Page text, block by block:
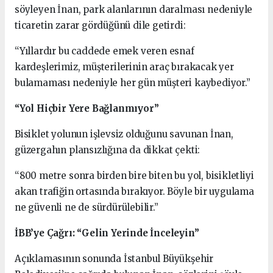
söyleyen İnan, park alanlarının daralması nedeniyle
ticaretin zarar gördüğünü dile getirdi:
“Yıllardır bu caddede emek veren esnaf
kardeşlerimiz, müşterilerinin araç bırakacak yer
bulamaması nedeniyle her gün müşteri kaybediyor.”
“Yol Hiçbir Yere Bağlanmıyor”
Bisiklet yolunun işlevsiz olduğunu savunan İnan,
güzergahın plansızlığına da dikkat çekti:
“800 metre sonra birden bire biten bu yol, bisikletliyi
akan trafiğin ortasında bırakıyor. Böyle bir uygulama
ne güvenli ne de sürdürülebilir.”
İBB’ye Çağrı: “Gelin Yerinde İnceleyin”
Açıklamasının sonunda İstanbul Büyükşehir